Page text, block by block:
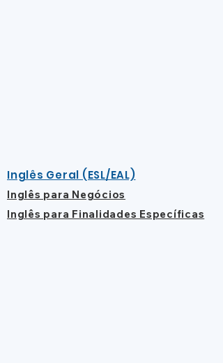
Inglês Geral (ESL/EAL)
Inglês para Negócios
Inglês para Finalidades Específicas